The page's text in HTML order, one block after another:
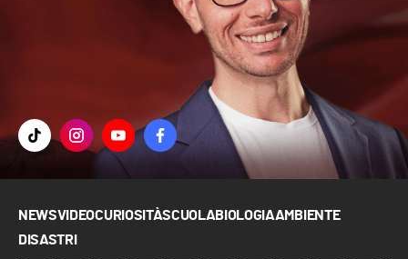
NEWSVIDEOCURIOSITÀSCUOLABIOLOGIAAMBIENTE
DISASTRI